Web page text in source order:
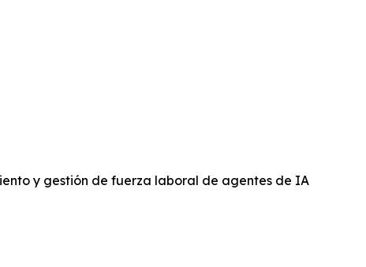
y gestión de fuerza laboral de agentes de IA